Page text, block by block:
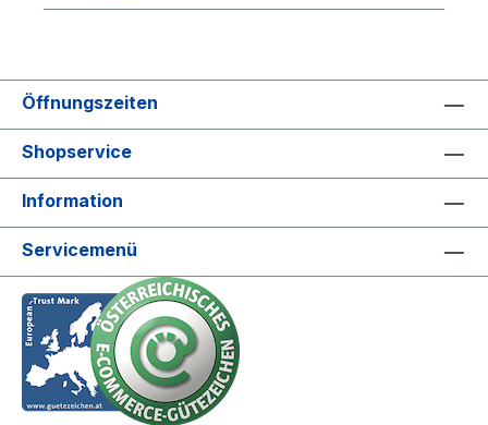
Öffnungszeiten
Shopservice
Information
Servicemenü